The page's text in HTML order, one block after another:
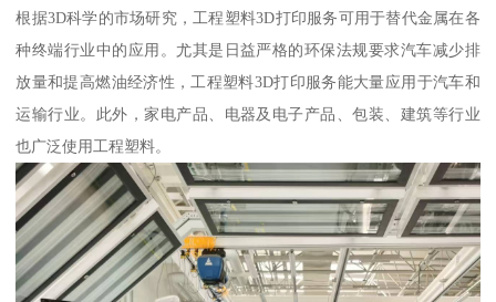
根据3D科学的市场研究，工程塑料3D打印服务可用于替代金属在各
种终端行业中的应用。尤其是日益严格的环保法规要求汽车减少排
放量和提高燃油经济性，工程塑料3D打印服务能大量应用于汽车和
运输行业。此外，家电产品、电器及电子产品、包装、建筑等行业
也广泛使用工程塑料。